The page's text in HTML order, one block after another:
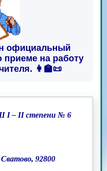
официальный
приеме на работу
👩‍🏫📜
І – ІІ степени № 6
Сватово, 92800